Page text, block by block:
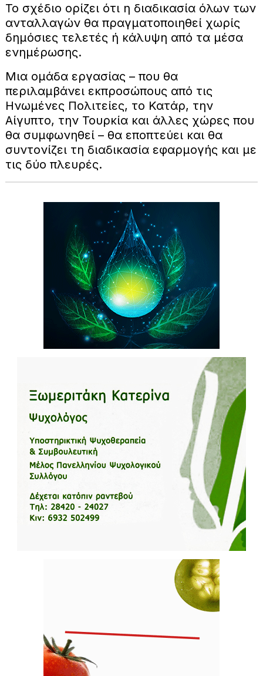
Το σχέδιο ορίζει ότι η διαδικασία όλων των
ανταλλαγών θα πραγματοποιηθεί χωρίς
δημόσιες τελετές ή κάλυψη από τα μέσα
ενημέρωσης.
Μια ομάδα εργασίας – που θα
περιλαμβάνει εκπροσώπους από τις
Ηνωμένες Πολιτείες, το Κατάρ, την
Αίγυπτο, την Τουρκία και άλλες χώρες που
θα συμφωνηθεί – θα εποπτεύει και θα
συντονίζει τη διαδικασία εφαρμογής και με
τις δύο πλευρές.